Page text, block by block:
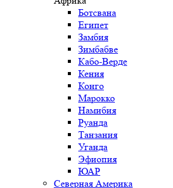
Ботсвана
Египет
Замбия
Зимбабве
Кабо-Верде
Кения
Конго
Марокко
Намибия
Руанда
Танзания
Уганда
Эфиопия
ЮАР
Северная Америка